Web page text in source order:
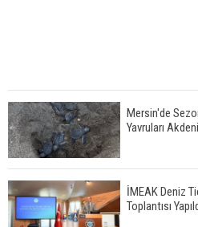
Mersin'de
Yavruları
İMEAK Deniz
Toplantısı